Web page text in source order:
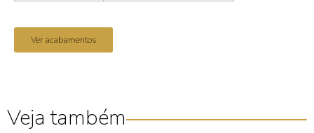
Ver acabamentos
Veja também